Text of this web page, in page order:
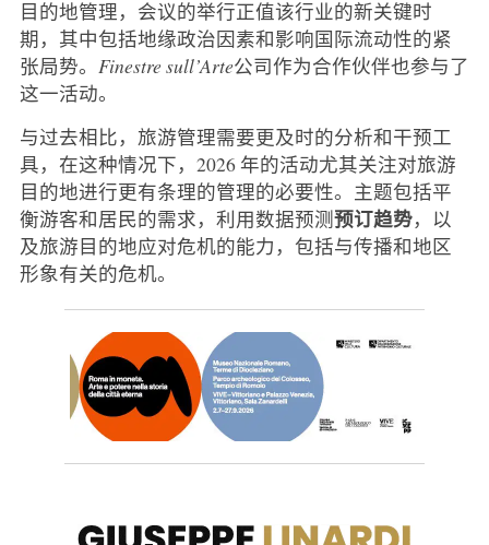
目的地管理，会议的举行正值该行业的新关键时
期，其中包括地缘政治因素和影响国际流动性的紧
张局势。 Finestre sull’Arte公司作为合作伙伴也参与了
这一活动。
与过去相比，旅游管理需要更及时的分析和干预工
具，在这种情况下，2026 年的活动尤其关注对旅游
目的地进行更有条理的管理的必要性。主题包括平
衡游客和居民的需求，利用数据预测预订趋势，以
及旅游目的地应对危机的能力，包括与传播和地区
形象有关的危机。